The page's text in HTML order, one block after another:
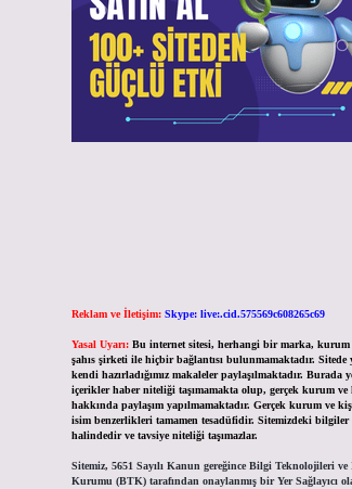
Reklam ve İletişim: Skype: live:.cid.575569c608265c69
Yasal Uyarı: Bu internet sitesi, herhangi bir marka, kurum
şahıs şirketi ile hiçbir bağlantısı bulunmamaktadır. Sitede
kendi hazırladığımız makaleler paylaşılmaktadır. Burada
içerikler haber niteliği taşımamakta olup, gerçek kurum ve
hakkında paylaşım yapılmamaktadır. Gerçek kurum ve
isim benzerlikleri tamamen tesadüfidir. Sitemizdeki bilgiler
halindedir ve tavsiye niteliği taşımazlar.
Sitemiz, 5651 Sayılı Kanun gereğince Bilgi Teknolojileri ve
Kurumu (BTK) tarafından onaylanmış bir Yer Sağlayıcı